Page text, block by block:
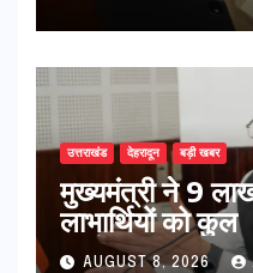
उत्तराखंड देहरादून बड़ी खबर
मुख्यमंत्री ने 9
लाभार्थियों को
की पेंशन राशि का
AUGUST 8, 2026